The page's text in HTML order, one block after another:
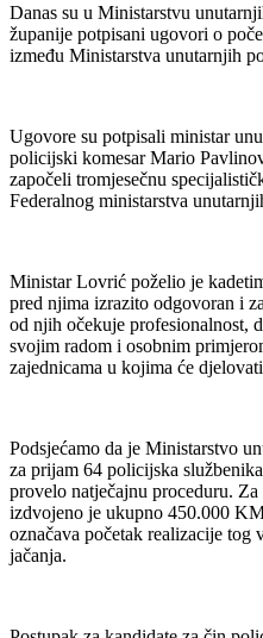
Danas su u Ministarstvu
županije potpisani ugovori o
između Ministarstva unutarnjih
Ugovore su potpisali ministar
policijski komesar Mario
započeli tromjesečnu
Federalnog ministarstva
Ministar Lovrić poželio je
pred njima izrazito odgovoran i
od njih očekuje profesionalnost,
svojim radom i osobnim
zajednicama u kojima će
Podsjećamo da je Ministarstvo
za prijam 64 policijska
provelo natječajnu proceduru.
izdvojeno je ukupno 450.000
označava početak realizacije tog
jačanja.